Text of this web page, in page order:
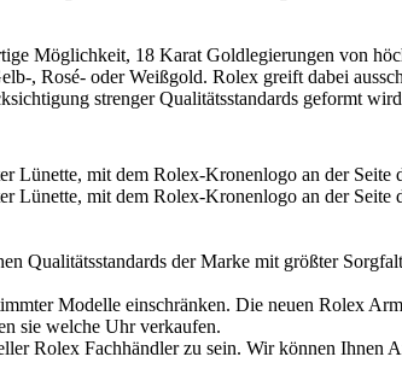
Möglichkeit, 18 Karat Gold­legierungen von
, Rosé- oder Weißgold. Rolex greift dabei
strenger Qualitäts­standards geformt
Qualitätsstandards der Marke mit größter
Modelle einschränken. Die neuen Rolex
sie welche Uhr verkaufen.
Rolex Fachhändler zu sein. Wir können Ihnen